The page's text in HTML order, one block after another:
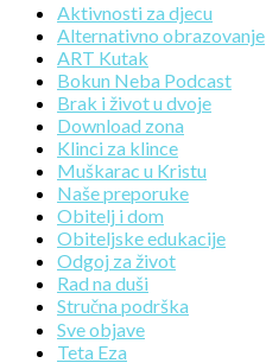
Aktivnosti za djecu
Alternativno obrazovanje
ART Kutak
Bokun Neba Podcast
Brak i život u dvoje
Download zona
Klinci za klince
Muškarac u Kristu
Naše preporuke
Obitelj i dom
Obiteljske edukacije
Odgoj za život
Rad na duši
Stručna podrška
Sve objave
Teta Eza